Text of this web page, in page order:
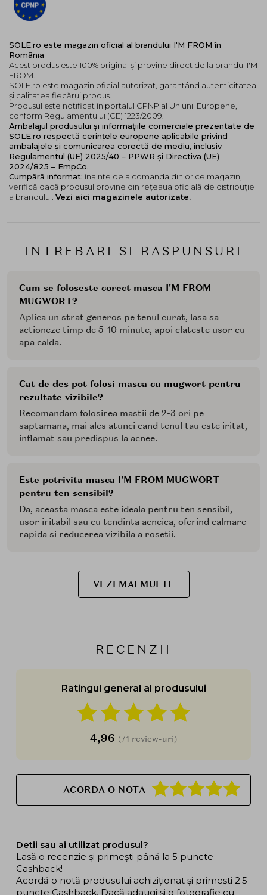
INTREBARI SI RASPUNSURI
Cum se foloseste corect masca I'M FROM
MUGWORT?
Aplica un strat generos pe tenul curat, lasa sa
actioneze timp de 5-10 minute, apoi clateste usor cu
apa calda.
Cat de des pot folosi masca cu mugwort pentru
rezultate vizibile?
Recomandam folosirea mastii de 2-3 ori pe
saptamana, mai ales atunci cand tenul tau este iritat,
inflamat sau predispus la acnee.
Este potrivita masca I'M FROM MUGWORT
pentru ten sensibil?
Da, aceasta masca este ideala pentru ten sensibil,
usor iritabil sau cu tendinta acneica, oferind calmare
rapida si reducerea vizibila a rosetii.
VEZI MAI MULTE
SOLE.ro este magazin oficial al brandului I'M FROM în
România
Acest produs este 100% original și provine direct de la brandul I'M
FROM.
SOLE.ro este magazin oficial autorizat, garantând autenticitatea
și calitatea fiecărui produs.
Produsul este notificat în portalul CPNP al Uniunii Europene,
conform Regulamentului (CE) 1223/2009.
Ambalajul produsului și informațiile comerciale prezentate de
SOLE.ro respectă cerințele europene aplicabile privind
ambalajele și comunicarea corectă de mediu, inclusiv
Regulamentul (UE) 2025/40 – PPWR și Directiva (UE)
2024/825 – EmpCo.
Cumpără informat: înainte de a comanda din orice magazin,
verifică dacă produsul provine din rețeaua oficială de distribuție
a brandului. Vezi aici magazinele autorizate.
RECENZII
Ratingul general al produsului
4,96 (71 review-uri)
ACORDA O NOTA
Detii sau ai utilizat produsul?
Lasă o recenzie și primești până la 5 puncte
Cashback!
Acordă o notă produsului achiziționat și primești 2.5
puncte Cashback. Dacă adaugi și o fotografie cu